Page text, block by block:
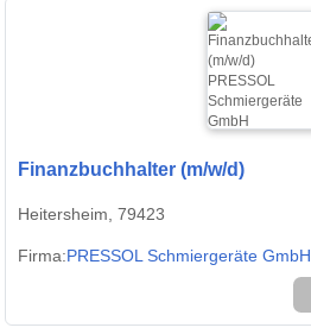
Finanzbuchhalter (m/w/d)
Heitersheim, 79423
Firma:PRESSOL Schmiergeräte GmbH